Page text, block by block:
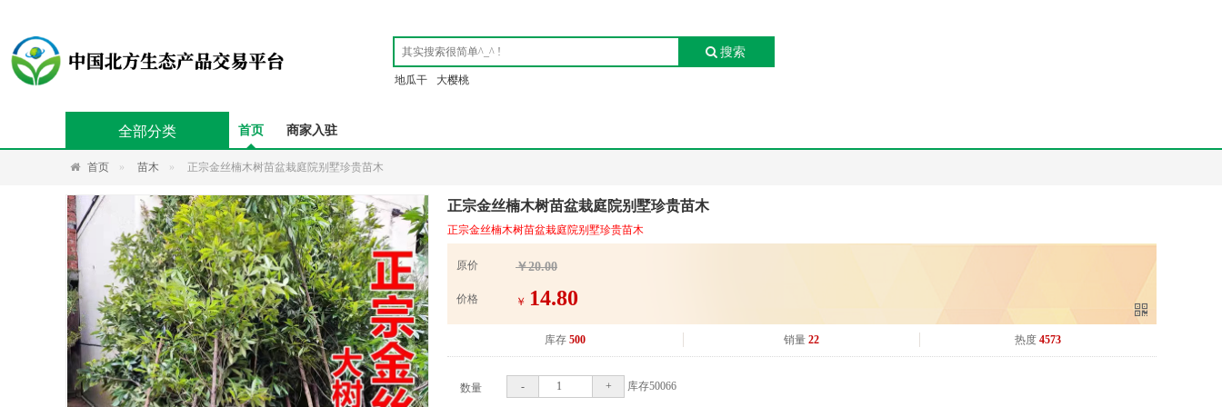
搜索
地瓜干 大樱桃
首页 商家入驻
全部分类
首页 苗木 正宗金丝楠木树苗盆栽庭院别墅珍贵苗木
正宗金丝楠木树苗盆栽庭院别墅珍贵苗木
正宗金丝楠木树苗盆栽庭院别墅珍贵苗木
原价 ￥20.00
价格 ￥ 14.80
库存 500 销量 22 热度 4573
数量 - + 库存50066